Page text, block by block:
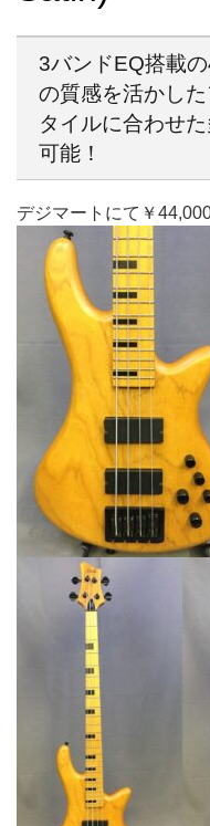
3バンドEQ搭載
の質感を活かし
タイルに合わせ
可能！
デジマートにて￥